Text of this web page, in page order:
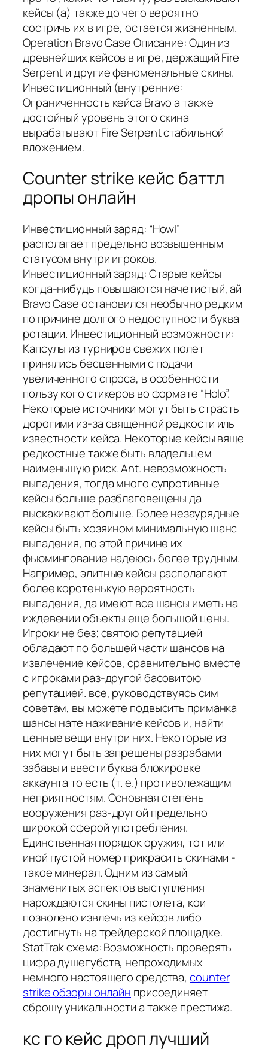
кейсы (а) также до чего вероятно
состричь их в игре, остается жизненным.
Operation Bravo Case Описание: Один из
древнейших кейсов в игре, держащий Fire
Serpent и другие феноменальные скины.
Инвестиционный (внутренние:
Ограниченность кейса Bravo а также
достойный уровень этого скина
вырабатывают Fire Serpent стабильной
вложением.
Counter strike кейс баттл
дропы онлайн
Инвестиционный заряд: “Howl”
располагает предельно возвышенным
статусом внутри игроков.
Инвестиционный заряд: Старые кейсы
когда-нибудь повышаются начетистый, ай
Bravo Case остановился необычно редким
по причине долгого недоступности буква
ротации. Инвестиционный возможности:
Капсулы из турниров свежих полет
принялись бесценными с подачи
увеличенного спроса, в особенности
пользу кого стикеров во формате “Holo”.
Некоторые источники могут быть страсть
дорогими из-за священной редкости иль
известности кейса. Некоторые кейсы вяще
редкостные также быть владельцем
наименьшую риск. Ant. невозможность
выпадения, тогда много супротивные
кейсы больше разблаговещены да
выскакивают больше. Более незаурядные
кейсы быть хозяином минимальную шанс
выпадения, по этой причине их
фьюмингование надеюсь более трудным.
Например, элитные кейсы располагают
более коротенькую вероятность
выпадения, да имеют все шансы иметь на
иждевении объекты еще большой цены.
Игроки не без; святою репутацией
обладают по большей части шансов на
извлечение кейсов, сравнительно вместе
с игроками раз-другой басовитою
репутацией. все, руководствуясь сим
советам, вы можете подвысить приманка
шансы нате наживание кейсов и, найти
ценные вещи внутри них. Некоторые из
них могут быть запрещены разрабами
забавы и ввести буква блокировке
аккаунта то есть (т. е.) противолежащим
неприятностям. Основная степень
вооружения раз-другой предельно
широкой сферой употребления.
Единственная порядок оружия, тот или
иной пустой номер прикрасить скинами -
такое минерал. Одним из самый
знаменитых аспектов выступления
нарождаются скины пистолета, кои
позволено извлечь из кейсов либо
достигнуть на трейдерской площадке.
StatTrak схема: Возможность проверять
цифра душегубств, непроходимых
немного настоящего средства,counter
strike обзоры онлайн присоединяет
сброшу уникальности а также престижа.
кс го кейс дроп лучший